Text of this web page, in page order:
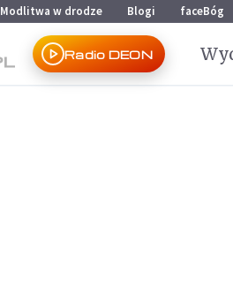
Modlitwa w drodze Blogi faceBóg
Radio DEON